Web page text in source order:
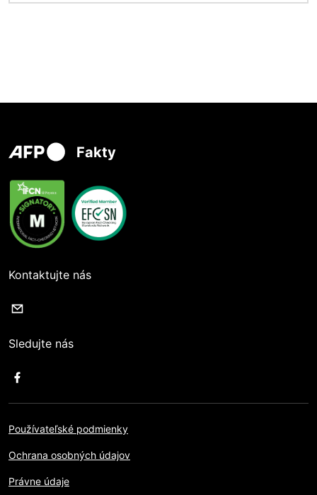
Fakty
Kontaktujte nás
Sledujte nás
Používateľské podmienky
Ochrana osobných údajov
Právne údaje